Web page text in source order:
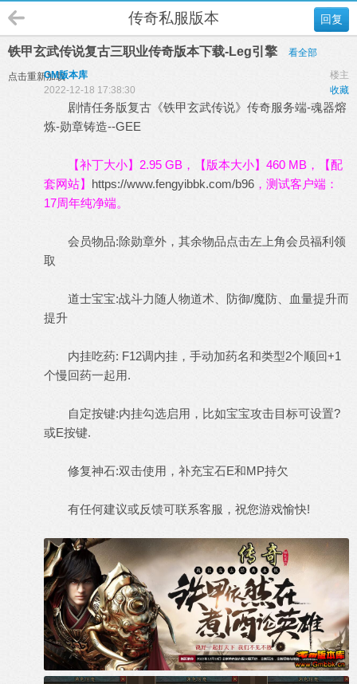
回复
传奇私服版本
铁甲玄武传说复古三职业传奇版本下载-Leg引擎 看全部
点击重新加载 楼主
GM版本库
收藏
2022-12-18 17:38:30
剧情任务版复古《铁甲玄武传说》 传奇服务端-魂器熔
炼-勋章铸造--GEE
【补丁大小】2.95 GB，【版本大小】460 MB，【配
套网站】 https://www.fengyibbk.com/b96 ，测试客户端：
17周年纯净端。
会员物品:除勋章外，其余物品点击左上角会员福利领
取
道士宝宝:战斗力随人物道术、防御/魔防、血量提升而
提升
内挂吃药: F12调内挂，手动加药名和类型2个顺回+1
个慢回药一起用.
自定按键:内挂勾选启用，比如宝宝攻击目标可设置?
或E按键.
修复神石:双击使用，补充宝石E和MP持欠
有任何建议或反馈可联系客服，祝您游戏愉快!